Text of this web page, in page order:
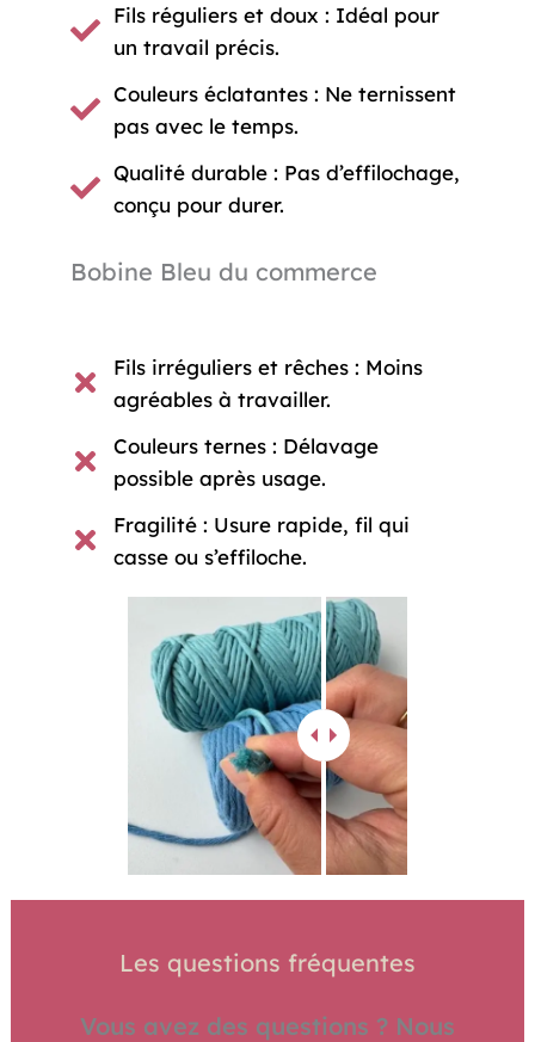
Fils réguliers et doux : Idéal pour
un travail précis.
Couleurs éclatantes : Ne ternissent
pas avec le temps.
Qualité durable : Pas d’effilochage,
conçu pour durer.
Bobine Bleu du commerce
Fils irréguliers et rêches : Moins
agréables à travailler.
Couleurs ternes : Délavage
possible après usage.
Fragilité : Usure rapide, fil qui
casse ou s’effiloche.
Les questions fréquentes
Vous avez des questions ? Nous